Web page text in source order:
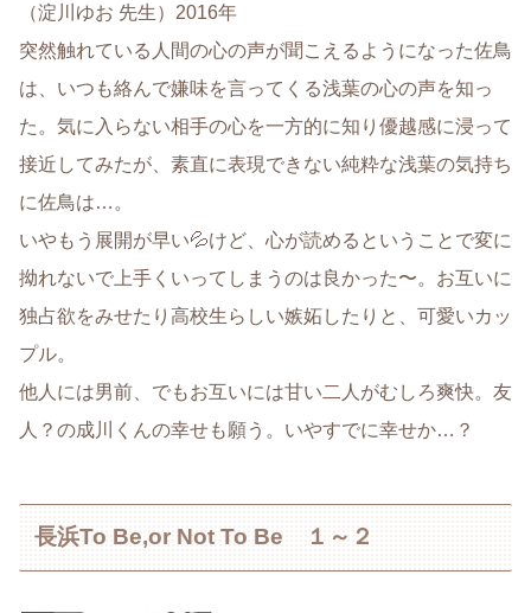
（淀川ゆお 先生）2016年
突然触れている人間の心の声が聞こえるようになった佐鳥
は、いつも絡んで嫌味を言ってくる浅葉の心の声を知っ
た。気に入らない相手の心を一方的に知り優越感に浸って
接近してみたが、素直に表現できない純粋な浅葉の気持ち
に佐鳥は…。
いやもう展開が早い💦けど、心が読めるということで変に
拗れないで上手くいってしまうのは良かった〜。お互いに
独占欲をみせたり高校生らしい嫉妬したりと、可愛いカッ
プル。
他人には男前、でもお互いには甘い二人がむしろ爽快。友
人？の成川くんの幸せも願う。いやすでに幸せか…？
長浜To Be,or Not To Be １～２